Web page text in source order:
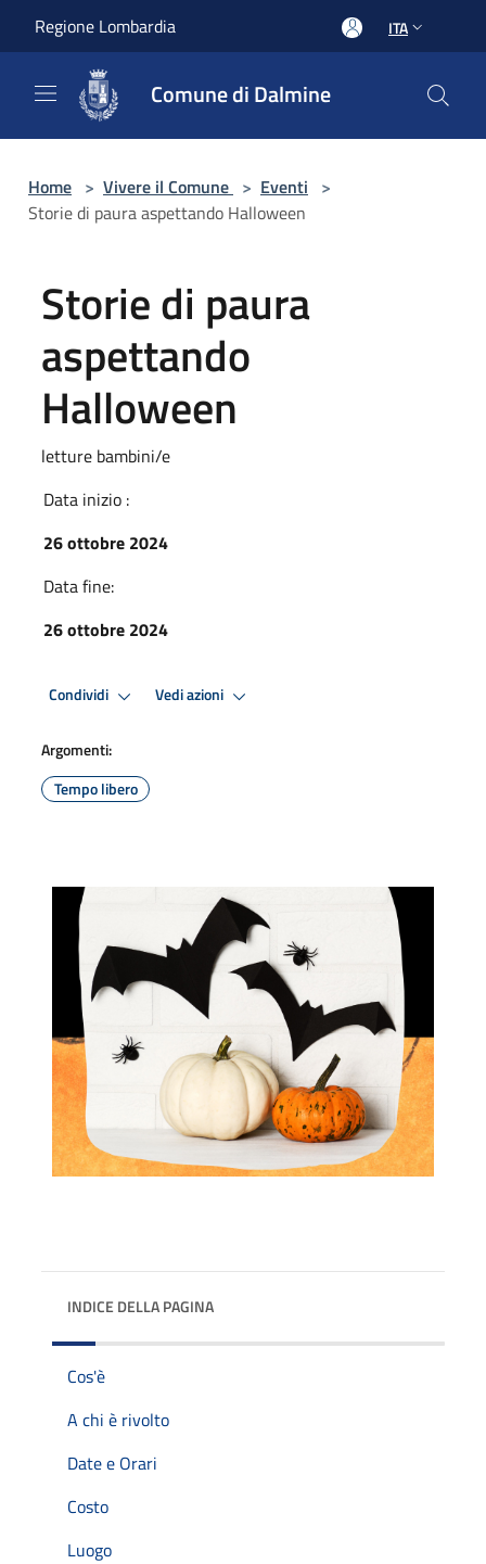
Regione Lombardia ITA
Comune di Dalmine
Home > Vivere il Comune > Eventi >
Storie di paura aspettando Halloween
Storie di paura
aspettando
Halloween
letture bambini/e
Data inizio :
26 ottobre 2024
Data fine:
26 ottobre 2024
Condividi Vedi azioni
Argomenti:
Tempo libero
INDICE DELLA PAGINA
Cos'è
A chi è rivolto
Date e Orari
Costo
Luogo